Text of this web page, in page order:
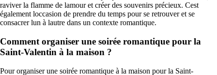
raviver la flamme de lamour et créer des souvenirs précieux. Cest
également loccasion de prendre du temps pour se retrouver et se
consacrer lun à lautre dans un contexte romantique.
Comment organiser une soirée romantique pour la
Saint-Valentin à la maison ?
Pour organiser une soirée romantique à la maison pour la Saint-